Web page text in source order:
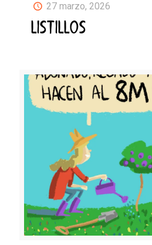
27 marzo, 2026
LISTILLOS